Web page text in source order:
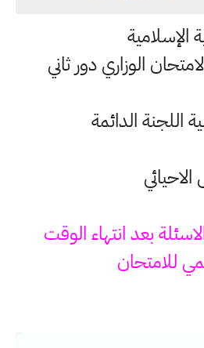
الوزاري دور ثاني
اللجنة الدائمة
بعد انتهاء الوقت
للامتحان